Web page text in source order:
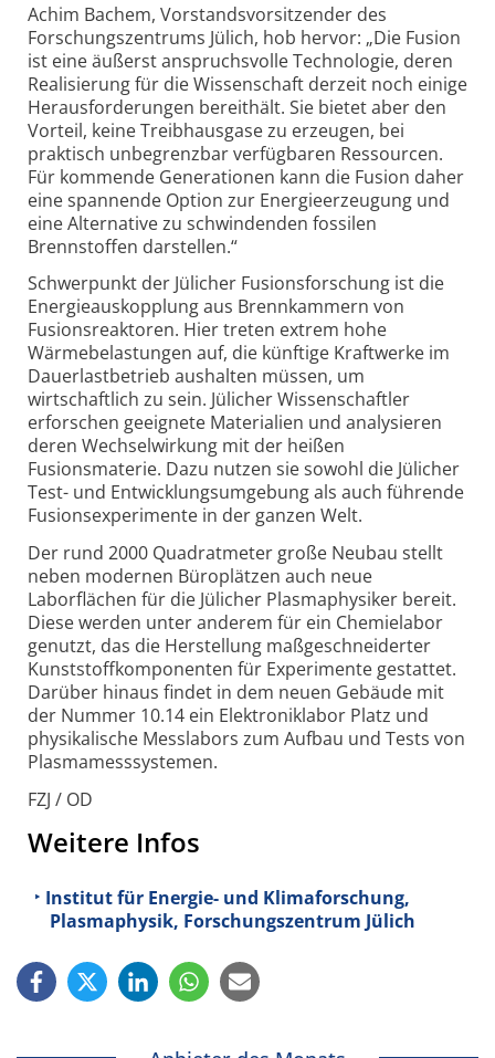
Achim Bachem, Vorstandsvorsitzender des
Forschungszentrums Jülich, hob hervor: „Die Fusion
ist eine äußerst anspruchsvolle Technologie, deren
Realisierung für die Wissenschaft derzeit noch einige
Herausforderungen bereithält. Sie bietet aber den
Vorteil, keine Treibhausgase zu erzeugen, bei
praktisch unbegrenzbar verfügbaren Ressourcen.
Für kommende Generationen kann die Fusion daher
eine spannende Option zur Energieerzeugung und
eine Alternative zu schwindenden fossilen
Brennstoffen darstellen.“
Schwerpunkt der Jülicher Fusionsforschung ist die
Energieauskopplung aus Brennkammern von
Fusionsreaktoren. Hier treten extrem hohe
Wärmebelastungen auf, die künftige Kraftwerke im
Dauerlastbetrieb aushalten müssen, um
wirtschaftlich zu sein. Jülicher Wissenschaftler
erforschen geeignete Materialien und analysieren
deren Wechselwirkung mit der heißen
Fusionsmaterie. Dazu nutzen sie sowohl die Jülicher
Test- und Entwicklungsumgebung als auch führende
Fusionsexperimente in der ganzen Welt.
Der rund 2000 Quadratmeter große Neubau stellt
neben modernen Büroplätzen auch neue
Laborflächen für die Jülicher Plasmaphysiker bereit.
Diese werden unter anderem für ein Chemielabor
genutzt, das die Herstellung maßgeschneiderter
Kunststoffkomponenten für Experimente gestattet.
Darüber hinaus findet in dem neuen Gebäude mit
der Nummer 10.14 ein Elektroniklabor Platz und
physikalische Messlabors zum Aufbau und Tests von
Plasmamesssystemen.
FZJ / OD
Weitere Infos
Institut für Energie- und Klimaforschung,
Plasmaphysik, Forschungszentrum Jülich